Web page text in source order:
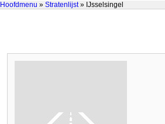
Hoofdmenu » Stratenlijst» IJsselsingel